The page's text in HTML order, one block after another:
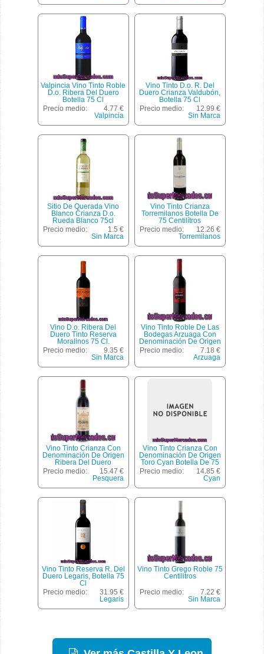
Valpincia Vino Tinto Roble
D.o. Ribera Del Duero
Botella 75 Cl
Precio medio:
4.77 €
Valpincia
Vino Tinto D.o. R. Del
Duero Crianza Valdubón,
Botella 75 Cl
Precio medio:
12.99 €
Sin Marca
Sitio De Querada Vino
Blanco Crianza D.o.
Rueda Blanco 75cl
Precio medio:
1.5 €
Sin Marca
Vino Tinto Crianza
Torremilanos Botella De
75 Centilítros
Precio medio:
12.26 €
Torremilanos
Vino D.o. Ribera Del
Duero Tinto Reserva
Moralinos 75 Cl.
Precio medio:
9.35 €
Sin Marca
Vino Tinto Roble De Las
Bodegas Arzuaga Con
Denominación De Origen
Ribera Del Duero La
Planta Botella De 75
Precio medio:
7.18 €
Arzuaga
Vino Tinto Crianza Con
Denominación De Origen
Ribera Del Duero
Pesquera Botella De 75
Centilitros
Precio medio:
15.47 €
Pesquera
Vino Tinto Crianza Con
Denominación De Origen
Toro Cyan Botella De 75
Centilitros
Precio medio:
14.85 €
Cyan
Vino Tinto Reserva R. Del
Duero Legaris, Botella 75
Cl
Precio medio:
31.95 €
Legaris
Vino Tinto Grego Roble 75
Centilitros
Precio medio:
7.22 €
Sin Marca